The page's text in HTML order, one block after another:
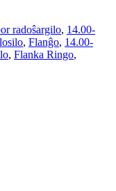
radoŝargilo, 14.00-
, Flanĝo, 14.00-
, Flanka Ringo,